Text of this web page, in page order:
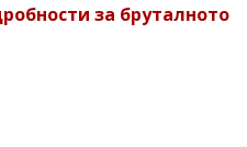
за бруталното